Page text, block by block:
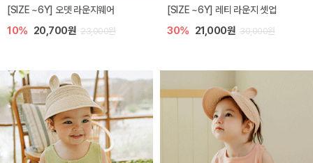
[SIZE ~6Y] 오뎃 라운지웨어
10% 20,700원 23,000원
[SIZE ~6Y] 레티 라운지 셋업
30% 21,000원 30,000원